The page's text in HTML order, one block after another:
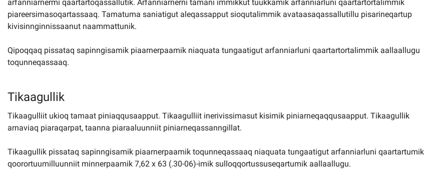
arfanniarnermi qaartartoqassallutik. Arfanniarnerni tamani immikkut tuukkamik arfanniarluni qaartartortalimmik
piareersimasoqartassaaq. Tamatuma saniatigut aleqassapput sioqutalimmik avataasaqassallutillu pisarineqartup
kivisinnginnissaanut naammattunik.
Qipoqqaq pissataq sapinngisamik piaarnerpaamik niaquata tungaatigut arfanniarluni qaartartortalimmik aallaallugu
toqunneqassaaq.
Tikaagullik
Tikaagulliit ukioq tamaat piniaqqusaapput. Tikaagulliit inerivissimasut kisimik piniarneqaqqusaapput. Tikaagullik
arnaviaq piaraqarpat, taanna piaraaluunniit piniarneqassanngillat.
Tikaagullik pissataq sapinngisamik piaarnerpaamik toqunneqassaaq niaquata tungaatigut arfanniarluni qaartartumik
qoorortuumilluunniit minnerpaamik 7,62 x 63 (.30-06)-imik sulloqqortussuseqartumik aallaallugu.